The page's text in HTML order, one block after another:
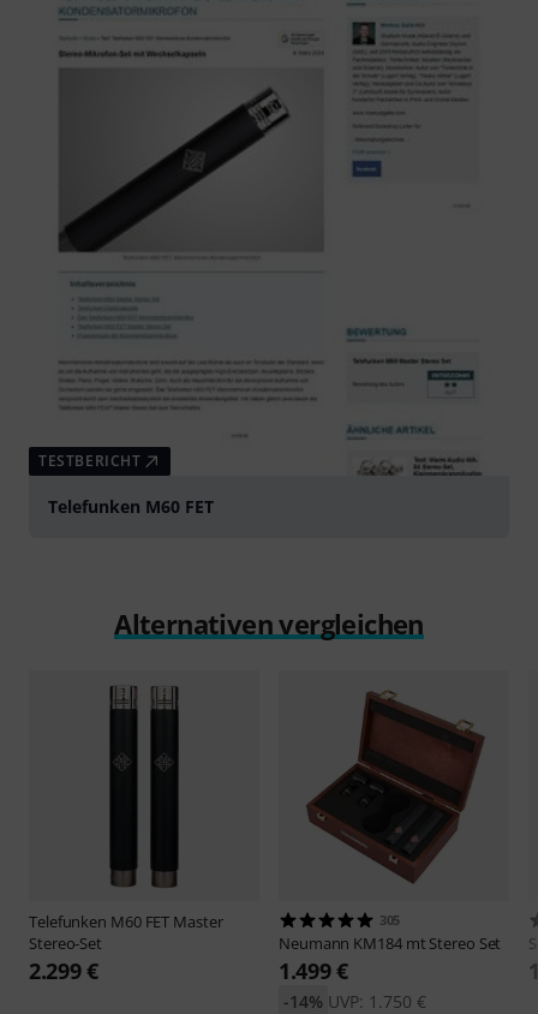
TESTBERICHT
Telefunken M60 FET
Alternativen vergleichen
Telefunken M60 FET Master
Stereo-Set
2.299 €
305
Neumann KM184 mt Stereo Set
1.499 €
UVP: 1.750 €
-14%